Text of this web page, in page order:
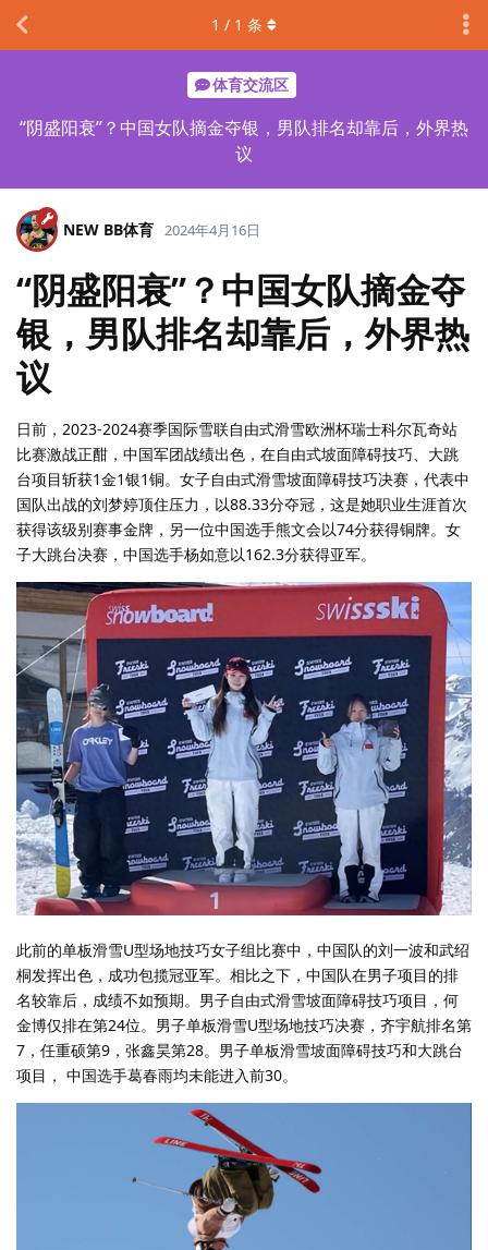
体育交流区
“阴盛阳衰”？中国女队摘金夺银，男队排名却靠后，外界热
议
1 / 1 条
NEW BB体育 2024年4月16日
“阴盛阳衰”？中国女队摘金夺
银，男队排名却靠后，外界热
议
日前，2023-2024赛季国际雪联自由式滑雪欧洲杯瑞士科尔瓦奇站
比赛激战正酣，中国军团战绩出色，在自由式坡面障碍技巧、大跳
台项目斩获1金1银1铜。女子自由式滑雪坡面障碍技巧决赛，代表中
国队出战的刘梦婷顶住压力，以88.33分夺冠，这是她职业生涯首次
获得该级别赛事金牌，另一位中国选手熊文会以74分获得铜牌。女
子大跳台决赛，中国选手杨如意以162.3分获得亚军。
此前的单板滑雪U型场地技巧女子组比赛中，中国队的刘一波和武绍
桐发挥出色，成功包揽冠亚军。相比之下，中国队在男子项目的排
名较靠后，成绩不如预期。男子自由式滑雪坡面障碍技巧项目，何
金博仅排在第24位。男子单板滑雪U型场地技巧决赛，齐宇航排名第
7，任重硕第9，张鑫昊第28。男子单板滑雪坡面障碍技巧和大跳台
项目， 中国选手葛春雨均未能进入前30。